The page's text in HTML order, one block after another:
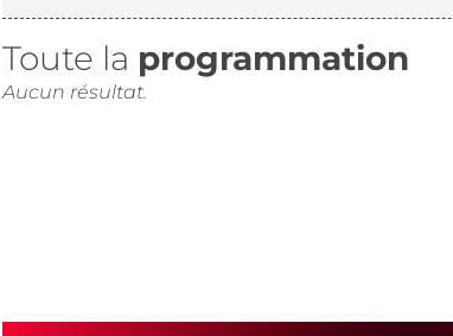
Toute la programmation
Aucun résultat.